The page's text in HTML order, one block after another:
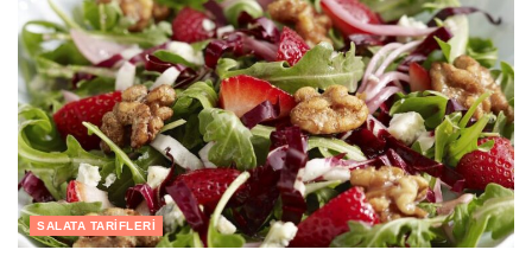
SALATA TARIFLERI